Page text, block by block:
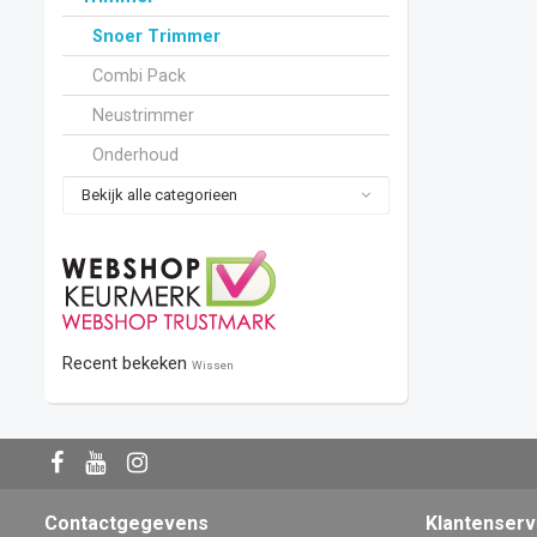
Snoer Trimmer
Combi Pack
Neustrimmer
Onderhoud
Bekijk alle categorieen
Recent bekeken Wissen
Contactgegevens